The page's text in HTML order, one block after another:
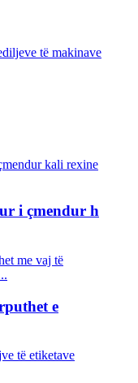
të makinave
i çmendur h
e